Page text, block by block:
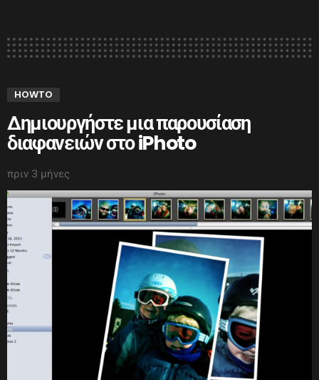
HOWTO
Δημιουργήστε μια παρουσίαση
διαφανειών στο iPhoto
πριν 3 μήνες